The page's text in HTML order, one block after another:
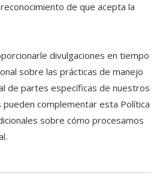
de que acepta la
divulgaciones en tiempo
sobre las prácticas de manejo
de partes específicas de nuestros
pueden complementar esta Política
sobre cómo procesamos